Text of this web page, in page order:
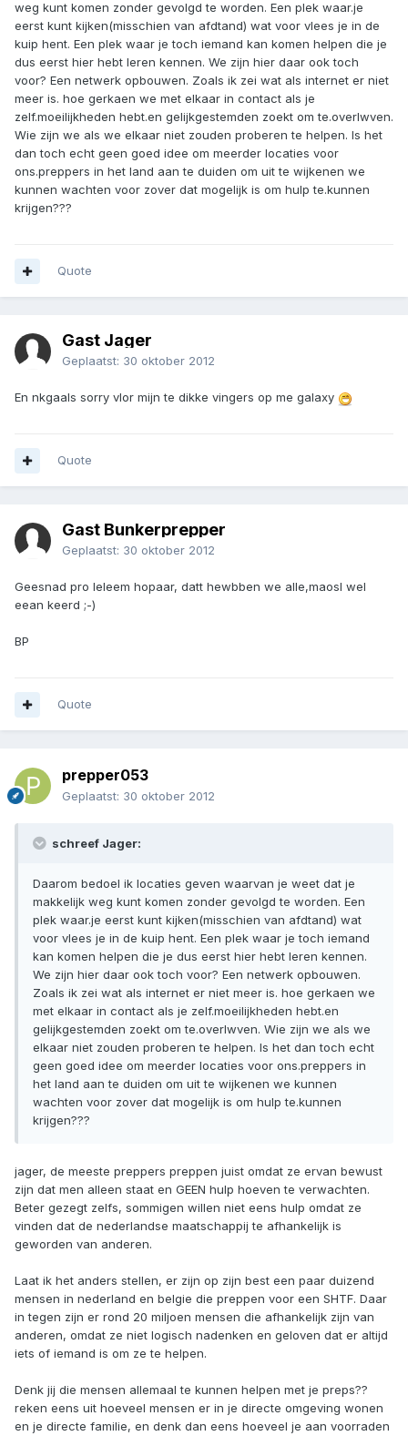
weg kunt komen zonder gevolgd te worden. Een plek waar.je
eerst kunt kijken(misschien van afdtand) wat voor vlees je in de
kuip hent. Een plek waar je toch iemand kan komen helpen die je
dus eerst hier hebt leren kennen. We zijn hier daar ook toch
voor? Een netwerk opbouwen. Zoals ik zei wat als internet er niet
meer is. hoe gerkaen we met elkaar in contact als je
zelf.moeilijkheden hebt.en gelijkgestemden zoekt om te.overlwven.
Wie zijn we als we elkaar niet zouden proberen te helpen. Is het
dan toch echt geen goed idee om meerder locaties voor
ons.preppers in het land aan te duiden om uit te wijkenen we
kunnen wachten voor zover dat mogelijk is om hulp te.kunnen
krijgen???
Quote
Gast Jager
Geplaatst: 30 oktober 2012
En nkgaals sorry vlor mijn te dikke vingers op me galaxy
Quote
Gast Bunkerprepper
Geplaatst: 30 oktober 2012
Geesnad pro leleem hopaar, datt hewbben we alle,maosl wel
eean keerd ;-)
BP
Quote
prepper053
Geplaatst: 30 oktober 2012
schreef Jager:
Daarom bedoel ik locaties geven waarvan je weet dat je
makkelijk weg kunt komen zonder gevolgd te worden. Een
plek waar.je eerst kunt kijken(misschien van afdtand) wat
voor vlees je in de kuip hent. Een plek waar je toch iemand
kan komen helpen die je dus eerst hier hebt leren kennen.
We zijn hier daar ook toch voor? Een netwerk opbouwen.
Zoals ik zei wat als internet er niet meer is. hoe gerkaen we
met elkaar in contact als je zelf.moeilijkheden hebt.en
gelijkgestemden zoekt om te.overlwven. Wie zijn we als we
elkaar niet zouden proberen te helpen. Is het dan toch echt
geen goed idee om meerder locaties voor ons.preppers in
het land aan te duiden om uit te wijkenen we kunnen
wachten voor zover dat mogelijk is om hulp te.kunnen
krijgen???
jager, de meeste preppers preppen juist omdat ze ervan bewust
zijn dat men alleen staat en GEEN hulp hoeven te verwachten.
Beter gezegt zelfs, sommigen willen niet eens hulp omdat ze
vinden dat de nederlandse maatschappij te afhankelijk is
geworden van anderen.
Laat ik het anders stellen, er zijn op zijn best een paar duizend
mensen in nederland en belgie die preppen voor een SHTF. Daar
in tegen zijn er rond 20 miljoen mensen die afhankelijk zijn van
anderen, omdat ze niet logisch nadenken en geloven dat er altijd
iets of iemand is om ze te helpen.
Denk jij die mensen allemaal te kunnen helpen met je preps??
reken eens uit hoeveel mensen er in je directe omgeving wonen
en je directe familie, en denk dan eens hoeveel je aan voorraden